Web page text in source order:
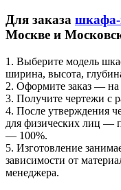
Для заказа шкафа-
Москве и
1. Выберите модель
ширина, высота,
2. Оформите заказ — на
3. Получите чертежи с
4. После утверждения
для физических лиц —
— 100%.
5. Изготовление
зависимости от
менеджера.